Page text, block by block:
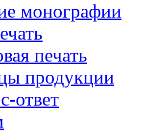
монографии
печать
продукции
ответ